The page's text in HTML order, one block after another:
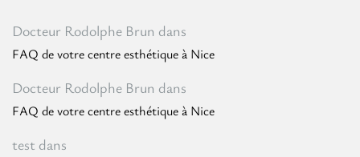
Docteur Rodolphe Brun dans
FAQ de votre centre esthétique à Nice
Docteur Rodolphe Brun dans
FAQ de votre centre esthétique à Nice
test dans